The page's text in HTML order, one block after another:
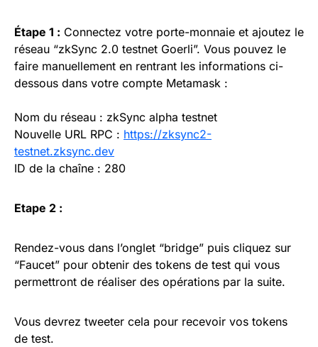
Étape 1 : Connectez votre porte-monnaie et ajoutez le
réseau “zkSync 2.0 testnet Goerli”. Vous pouvez le
faire manuellement en rentrant les informations ci-
dessous dans votre compte Metamask :
Nom du réseau : zkSync alpha testnet
Nouvelle URL RPC : https://zksync2-
testnet.zksync.dev
ID de la chaîne : 280
Etape 2 :
Rendez-vous dans l’onglet “bridge” puis cliquez sur
“Faucet” pour obtenir des tokens de test qui vous
permettront de réaliser des opérations par la suite.
Vous devrez tweeter cela pour recevoir vos tokens
de test.